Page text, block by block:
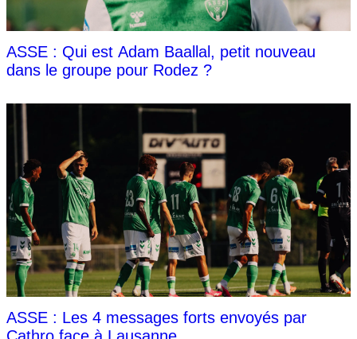
ASSE : Qui est Adam Baallal, petit nouveau
dans le groupe pour Rodez ?
ASSE : Les 4 messages forts envoyés par
Cathro face à Lausanne